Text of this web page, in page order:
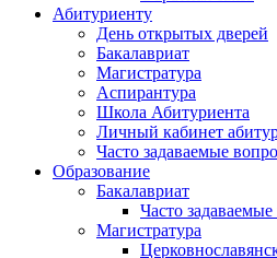
Абитуриенту
День открытых дверей
Бакалавриат
Магистратура
Аспирантура
Школа Абитуриента
Личный кабинет
Часто задаваемые
Образование
Бакалавриат
Часто
Магистратура